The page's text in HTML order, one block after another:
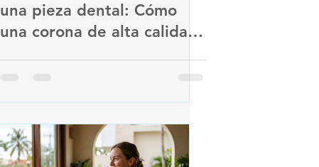
una pieza dental: Cómo
una corona de alta calidad